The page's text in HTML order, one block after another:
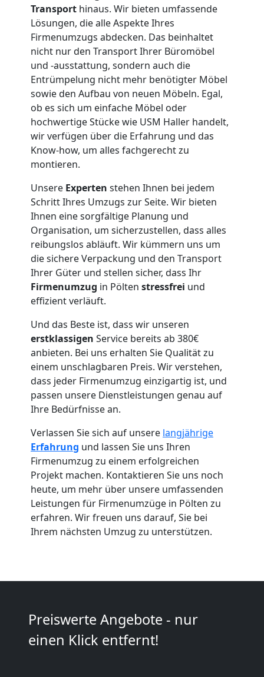
Transport hinaus. Wir bieten umfassende
Lösungen, die alle Aspekte Ihres
Firmenumzugs abdecken. Das beinhaltet
nicht nur den Transport Ihrer Büromöbel
und -ausstattung, sondern auch die
Entrümpelung nicht mehr benötigter Möbel
sowie den Aufbau von neuen Möbeln. Egal,
ob es sich um einfache Möbel oder
hochwertige Stücke wie USM Haller handelt,
wir verfügen über die Erfahrung und das
Know-how, um alles fachgerecht zu
montieren.
Unsere Experten stehen Ihnen bei jedem
Schritt Ihres Umzugs zur Seite. Wir bieten
Ihnen eine sorgfältige Planung und
Organisation, um sicherzustellen, dass alles
reibungslos abläuft. Wir kümmern uns um
die sichere Verpackung und den Transport
Ihrer Güter und stellen sicher, dass Ihr
Firmenumzug in Pölten stressfrei und
effizient verläuft.
Und das Beste ist, dass wir unseren
erstklassigen Service bereits ab 380€
anbieten. Bei uns erhalten Sie Qualität zu
einem unschlagbaren Preis. Wir verstehen,
dass jeder Firmenumzug einzigartig ist, und
passen unsere Dienstleistungen genau auf
Ihre Bedürfnisse an.
Verlassen Sie sich auf unsere langjährige
Erfahrung und lassen Sie uns Ihren
Firmenumzug zu einem erfolgreichen
Projekt machen. Kontaktieren Sie uns noch
heute, um mehr über unsere umfassenden
Leistungen für Firmenumzüge in Pölten zu
erfahren. Wir freuen uns darauf, Sie bei
Ihrem nächsten Umzug zu unterstützen.
Preiswerte Angebote - nur
einen Klick entfernt!
Büroumzug
Pölten
Expressumzug
Pölten
Tragehilfe
Pölten
Kleiner
Umzug
Pölten
Küchenumzug
Pölten
Umzug
und
Lagerung
Pölten
Umzug